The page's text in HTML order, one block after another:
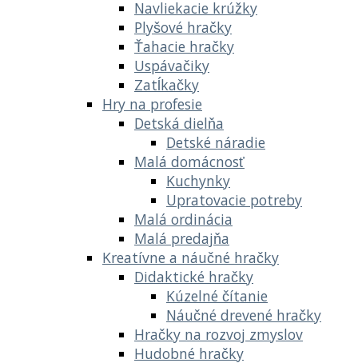
Navliekacie krúžky
Plyšové hračky
Ťahacie hračky
Uspávačiky
Zatĺkačky
Hry na profesie
Detská dielňa
Detské náradie
Malá domácnosť
Kuchynky
Upratovacie potreby
Malá ordinácia
Malá predajňa
Kreatívne a náučné hračky
Didaktické hračky
Kúzelné čítanie
Náučné drevené hračky
Hračky na rozvoj zmyslov
Hudobné hračky